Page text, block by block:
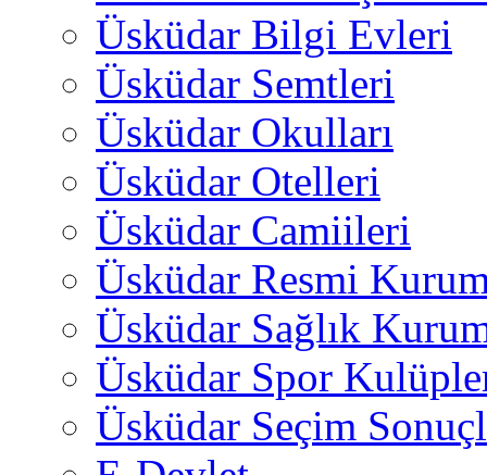
Üsküdar Bilgi Evleri
Üsküdar Semtleri
Üsküdar Okulları
Üsküdar Otelleri
Üsküdar Camiileri
Üsküdar Resmi
Üsküdar Sağlık
Üsküdar Spor
Üsküdar Seçim